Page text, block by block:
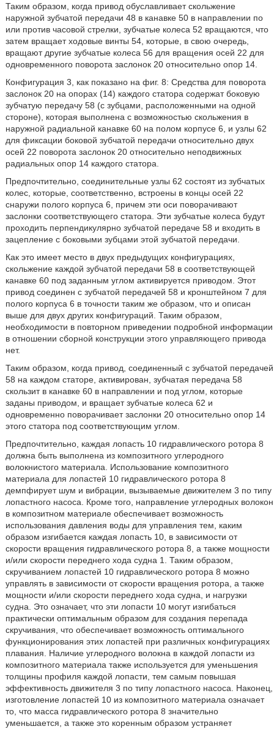
Таким образом, когда привод обуславливает скольжение
наружной зубчатой передачи 48 в канавке 50 в направлении по
или против часовой стрелки, зубчатые колеса 52 вращаются, что
затем вращает ходовые винты 54, которые, в свою очередь,
вращают другие зубчатые колеса 56 для вращения осей 22 для
одновременного поворота заслонок 20 относительно опор 14.
Конфигурация 3, как показано на фиг. 8: Средства для поворота
заслонок 20 на опорах (14) каждого статора содержат боковую
зубчатую передачу 58 (с зубцами, расположенными на одной
стороне), которая выполнена с возможностью скольжения в
наружной радиальной канавке 60 на полом корпусе 6, и узлы 62
для фиксации боковой зубчатой передачи относительно двух
осей 22 поворота заслонок 20 относительно неподвижных
радиальных опор 14 каждого статора.
Предпочтительно, соединительные узлы 62 состоят из зубчатых
колес, которые, соответственно, встроены в концы осей 22
снаружи полого корпуса 6, причем эти оси поворачивают
заслонки соответствующего статора. Эти зубчатые колеса будут
проходить перпендикулярно зубчатой передаче 58 и входить в
зацепление с боковыми зубцами этой зубчатой передачи.
Как это имеет место в двух предыдущих конфигурациях,
скольжение каждой зубчатой передачи 58 в соответствующей
канавке 60 под заданным углом активируется приводом. Этот
привод соединен с зубчатой передачей 58 и кронштейном 7 для
полого корпуса 6 в точности таким же образом, что и описан
выше для двух других конфигураций. Таким образом,
необходимости в повторном приведении подробной информации
в отношении сборной конструкции этого управляющего привода
нет.
Таким образом, когда привод, соединенный с зубчатой передачей
58 на каждом статоре, активирован, зубчатая передача 58
скользит в канавке 60 в направлении и под углом, которые
заданы приводом, и вращает зубчатые колеса 62 и
одновременно поворачивает заслонки 20 относительно опор 14
этого статора под соответствующим углом.
Предпочтительно, каждая лопасть 10 гидравлического ротора 8
должна быть выполнена из композитного углеродного
волокнистого материала. Использование композитного
материала для лопастей 10 гидравлического ротора 8
демпфирует шум и вибрации, вызываемые движителем 3 по типу
лопастного насоса. Кроме того, направление углеродных волокон
в композитном материале обеспечивает возможность
использования давления воды для управления тем, каким
образом изгибается каждая лопасть 10, в зависимости от
скорости вращения гидравлического ротора 8, а также мощности
и/или скорости переднего хода судна 1. Таким образом,
скручиванием лопастей 10 гидравлического ротора 8 можно
управлять в зависимости от скорости вращения ротора, а также
мощности и/или скорости переднего хода судна, и нагрузки
судна. Это означает, что эти лопасти 10 могут изгибаться
практически оптимальным образом для создания перепада
скручивания, что обеспечивает возможность оптимального
функционирования этих лопастей при различных конфигурациях
плавания. Наличие углеродного волокна в каждой лопасти из
композитного материала также используется для уменьшения
толщины профиля каждой лопасти, тем самым повышая
эффективность движителя 3 по типу лопастного насоса. Наконец,
изготовление лопастей 10 из композитного материала означает
то, что масса гидравлического ротора 8 значительно
уменьшается, а также это коренным образом устраняет